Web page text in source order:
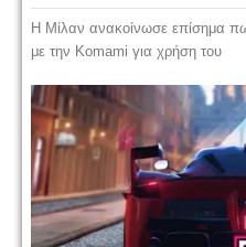
H Μίλαν ανακοίνωσε επίσημα
με την Komami για χρήση του